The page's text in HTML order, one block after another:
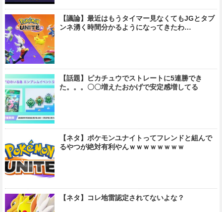
【議論】最近はもうタイマー見なくてもJGとタブ
ンネ湧く時間分かるようになってきたわ…
【話題】ピカチュウでストレートに5連勝でき
た。。。〇〇増えたおかげで安定感増してる
【ネタ】ポケモンユナイトってフレンドと組んで
るやつが絶対有利やんｗｗｗｗｗｗｗｗ
【ネタ】コレ地雷認定されてないよな？